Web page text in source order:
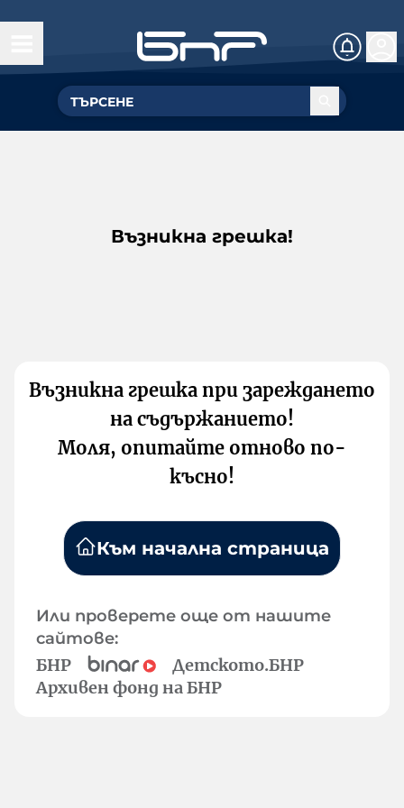
Възникна грешка!
Възникна грешка при зареждането
на съдържанието!
Моля, опитайте отново по-
късно!
Към начална страница
Или проверете още от нашите
сайтове:
БНР
Детското.БНР
Архивен фонд на БНР